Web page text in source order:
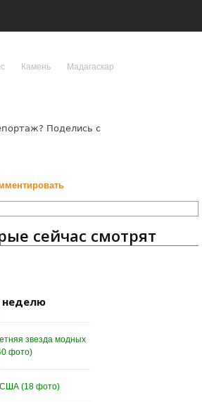
Камень Мадагаскар
Поделись с
сейчас смотрят
звезда модных
фото)
США (18 фото)